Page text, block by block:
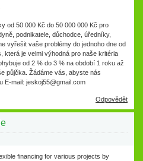
od 50 000 Kč do 50 000 000 Kč pro
podnikatele, důchodce, úředníky,
vyřešit vaše problémy do jednoho dne od
která je velmi výhodná pro naše kritéria
od 2 % do 3 % na období 1 roku až
půjčka. Žádáme vás, abyste nás
E-mail: jeskoj55@gmail.com
Odpovědět
financing for various projects by